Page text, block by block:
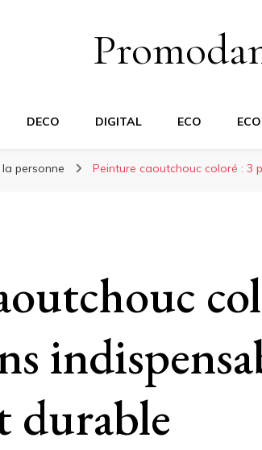
DECO DIGITAL ECO
personne Peinture caoutchouc coloré : 3
durable